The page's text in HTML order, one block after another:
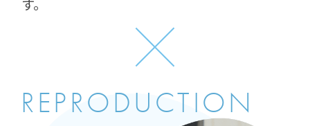
す。
REPRODUCTION